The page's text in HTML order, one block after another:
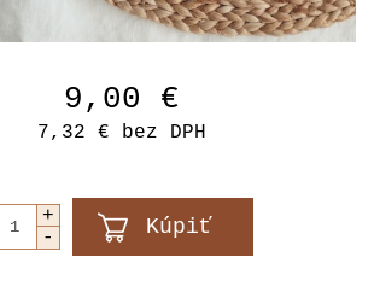
9,00 €
7,32 € bez DPH